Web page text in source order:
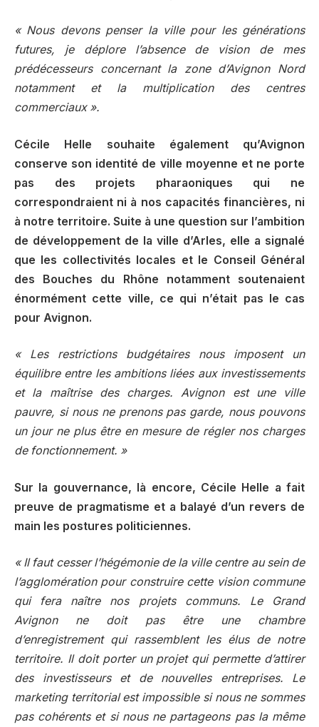
« Nous devons penser la ville pour les générations
futures, je déplore l’absence de vision de mes
prédécesseurs concernant la zone d’Avignon Nord
notamment et la multiplication des centres
commerciaux ».
Cécile Helle souhaite également qu’Avignon
conserve son identité de ville moyenne et ne porte
pas des projets pharaoniques qui ne
correspondraient ni à nos capacités financières, ni
à notre territoire. Suite à une question sur l’ambition
de développement de la ville d’Arles, elle a signalé
que les collectivités locales et le Conseil Général
des Bouches du Rhône notamment soutenaient
énormément cette ville, ce qui n’était pas le cas
pour Avignon.
« Les restrictions budgétaires nous imposent un
équilibre entre les ambitions liées aux investissements
et la maîtrise des charges. Avignon est une ville
pauvre, si nous ne prenons pas garde, nous pouvons
un jour ne plus être en mesure de régler nos charges
de fonctionnement. »
Sur la gouvernance, là encore, Cécile Helle a fait
preuve de pragmatisme et a balayé d’un revers de
main les postures politiciennes.
« Il faut cesser l’hégémonie de la ville centre au sein de
l’agglomération pour construire cette vision commune
qui fera naître nos projets communs. Le Grand
Avignon ne doit pas être une chambre
d’enregistrement qui rassemblent les élus de notre
territoire. Il doit porter un projet qui permette d’attirer
des investisseurs et de nouvelles entreprises. Le
marketing territorial est impossible si nous ne sommes
pas cohérents et si nous ne partageons pas la même